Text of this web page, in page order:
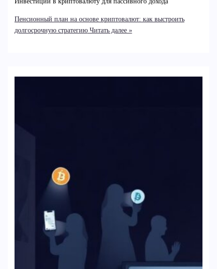
Пенсионный план на основе криптовалют: как выстроить
долгосрочную стратегиюЧитать далее »